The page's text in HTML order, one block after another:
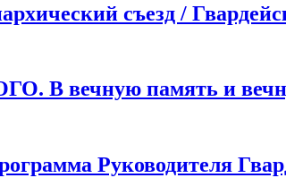
съезд /
вечную память и
Руководителя